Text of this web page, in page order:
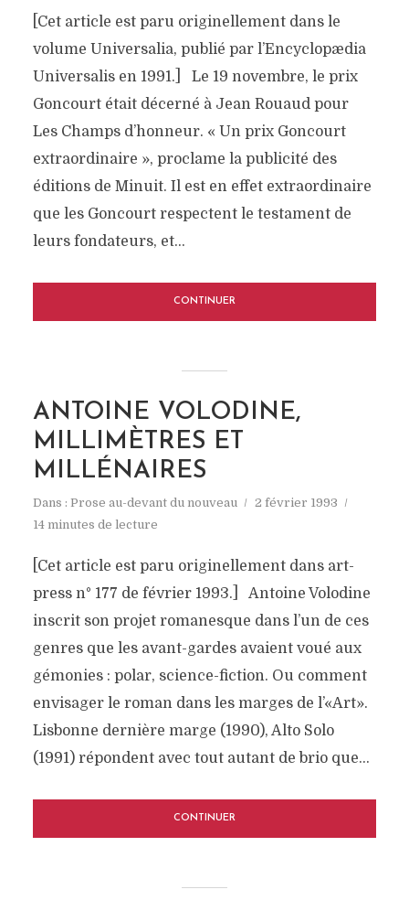
[Cet article est paru originellement dans le
volume Universalia, publié par l’Encyclopædia
Universalis en 1991.] Le 19 novembre, le prix
Goncourt était décerné à Jean Rouaud pour
Les Champs d’honneur. « Un prix Goncourt
extraordinaire », proclame la publicité des
éditions de Minuit. Il est en effet extraordinaire
que les Goncourt respectent le testament de
leurs fondateurs, et...
CONTINUER
ANTOINE VOLODINE,
MILLIMÈTRES ET
MILLÉNAIRES
Dans : Prose au-devant du nouveau
2 février 1993
14 minutes de lecture
[Cet article est paru originellement dans art-
press n° 177 de février 1993.] Antoine Volodine
inscrit son projet romanesque dans l’un de ces
genres que les avant-gardes avaient voué aux
gémonies : polar, science-fiction. Ou comment
envisager le roman dans les marges de l’«Art».
Lisbonne dernière marge (1990), Alto Solo
(1991) répondent avec tout autant de brio que...
CONTINUER